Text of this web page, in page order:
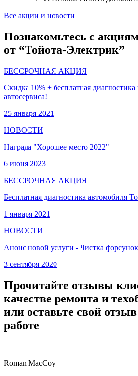
Все акции и новости
Познакомьтесь с
от “Тойота-Электрик”
БЕССРОЧНАЯ АКЦИЯ
Скидка 10% + бесплатная
автосервиса!
25 января 2021
НОВОСТИ
Награда "Хорошее место 2022"
6 июня 2023
БЕССРОЧНАЯ АКЦИЯ
Бесплатная диагностика автомобиля
1 января 2021
НОВОСТИ
Анонс новой услуги - Чистка форсунок
3 сентября 2020
Прочитайте отзывы
качестве ремонта и
или оставьте свой
работе
Roman MacCoy